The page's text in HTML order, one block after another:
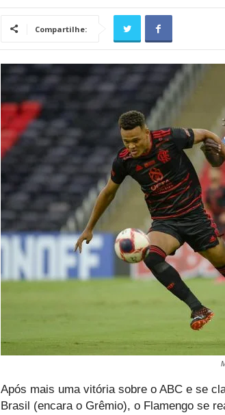
Compartilhe:
Após mais uma vitória sobre o ABC e se
Brasil (encara o Grêmio), o Flamengo se